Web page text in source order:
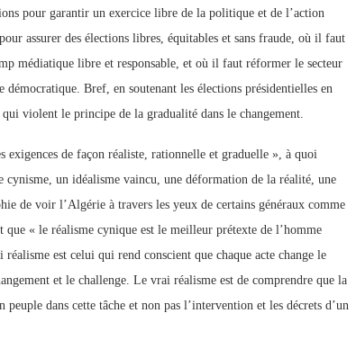
pour garantir un exercice libre de la politique et de l’action
assurer des élections libres, équitables et sans fraude, où il faut
médiatique libre et responsable, et où il faut réformer le secteur
Bref, en soutenant les élections présidentielles en
violent le principe de la gradualité dans le changement.
de façon réaliste, rationnelle et graduelle », à quoi
un idéalisme vaincu, une déformation de la réalité, une
de voir l’Algérie à travers les yeux de certains généraux comme
« le réalisme cynique est le meilleur prétexte de l’homme
est celui qui rend conscient que chaque acte change le
et le challenge. Le vrai réalisme est de comprendre que la
dans cette tâche et non pas l’intervention et les décrets d’un